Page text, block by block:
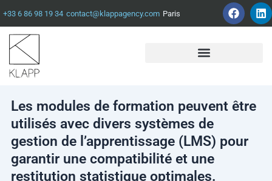
contenu
+33 6 86 98 19 34 contact@klappagency.com Paris
F
a
c
L
i
n
Les modules de formation peuvent être
utilisés avec divers systèmes de
gestion de l’apprentissage (LMS) pour
garantir une compatibilité et une
restitution statistique optimales.